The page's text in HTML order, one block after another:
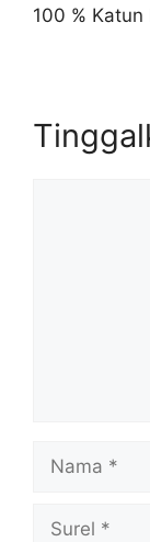
100 %
Nama
Surel